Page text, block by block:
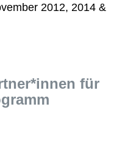
2012, 2014 &
für